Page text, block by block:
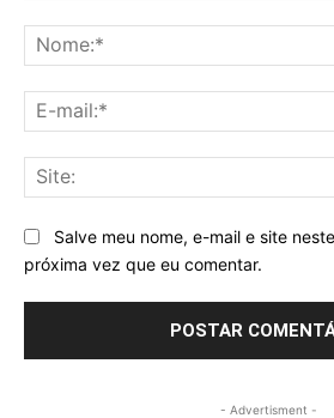
Salve meu nome, e-mail e site
próxima vez que eu comentar.
- Advertisment -